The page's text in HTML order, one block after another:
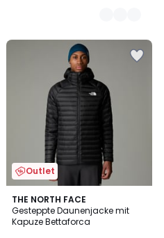
Outlet
THE NORTH FACE
Gesteppte Daunenjacke mit
Kapuze Bettaforca